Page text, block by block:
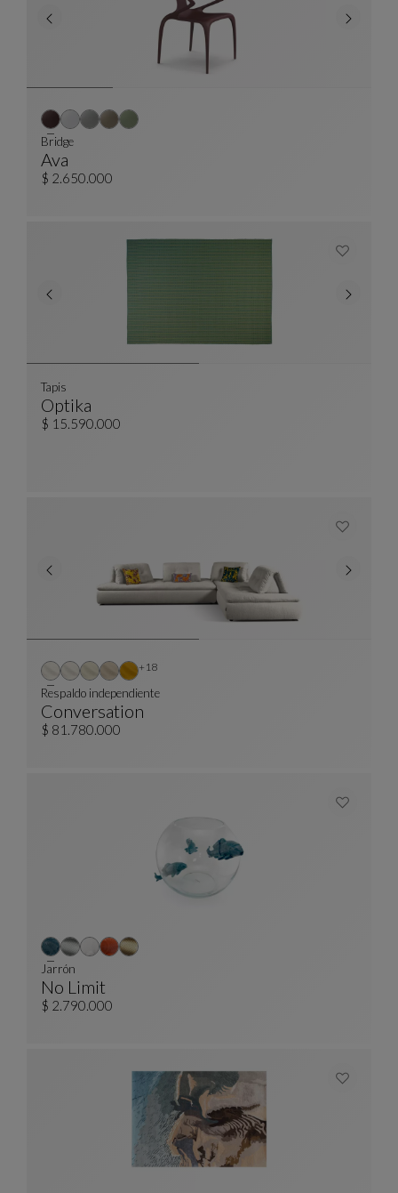
Ava
Bridge
Ver Descripción Completa
Bridge
$ 2.650.000
Optika
Tapis
Ver Descripción Completa
Tapis
$ 15.590.000
Conversation
Respaldo Independiente
Ver Descripción Completa
Respaldo independiente
$ 81.780.000
+18Otros colores : 18 colores disponibles
No Limit
Jarrón
Ver Descripción Completa
Jarrón
$ 2.790.000